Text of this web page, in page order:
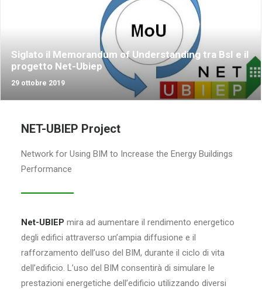
Siglato il Memorandum of Understanding tra BsI e il
progetto Net-Ubiep
29 ottobre 2019
NET-UBIEP Project
Network for Using BIM to Increase the Energy Buildings
Performance
Net-UBIEP mira ad aumentare il rendimento energetico
degli edifici attraverso un’ampia diffusione e il
rafforzamento dell’uso del BIM, durante il ciclo di vita
dell’edificio. L’uso del BIM consentirà di simulare le
prestazioni energetiche dell’edificio utilizzando diversi